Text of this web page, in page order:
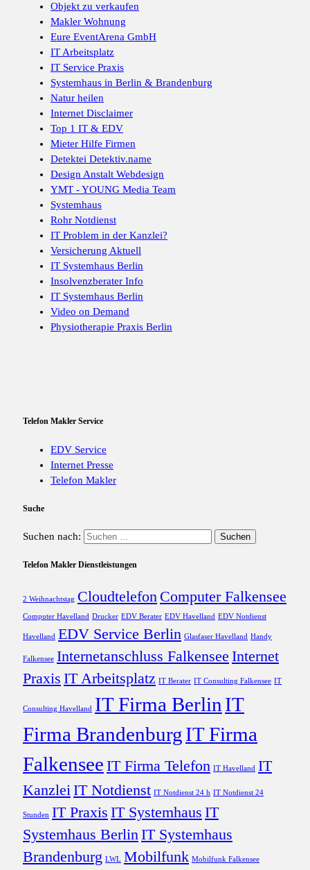
Objekt zu verkaufen
Makler Wohnung
Eure EventArena GmbH
IT Arbeitsplatz
IT Service Praxis
Systemhaus in Berlin & Brandenburg
Natur heilen
Internet Disclaimer
Top 1 IT & EDV
Mieter Hilfe Firmen
Detektei Detektiv.name
Design Anstalt Webdesign
YMT - YOUNG Media Team
Systemhaus
Rohr Notdienst
IT Problem in der Kanzlei?
Versicherung Aktuell
IT Systemhaus Berlin
Insolvenzberater Info
IT Systemhaus Berlin
Video on Demand
Physiotherapie Praxis Berlin
Telefon Makler Service
EDV Service
Internet Presse
Telefon Makler
Suche
Suchen nach:
Telefon Makler Dienstleistungen
2 Weihnachtstag Cloudtelefon Computer Falkensee
Computer Havelland Drucker EDV Berater EDV Havelland EDV Notdienst
Havelland EDV Service Berlin Glasfaser Havelland Handy
Falkensee Internetanschluss Falkensee Internet
Praxis IT Arbeitsplatz IT Berater IT Consulting Falkensee IT
Consulting Havelland IT Firma Berlin IT
Firma BrandenburgIT Firma
Falkensee IT Firma Telefon IT Havelland IT
KanzleiIT Notdienst IT Notdienst 24 h IT Notdienst 24
Stunden IT Praxis IT Systemhaus IT
Systemhaus BerlinIT Systemhaus
Brandenburg LWL Mobilfunk Mobilfunk Falkensee